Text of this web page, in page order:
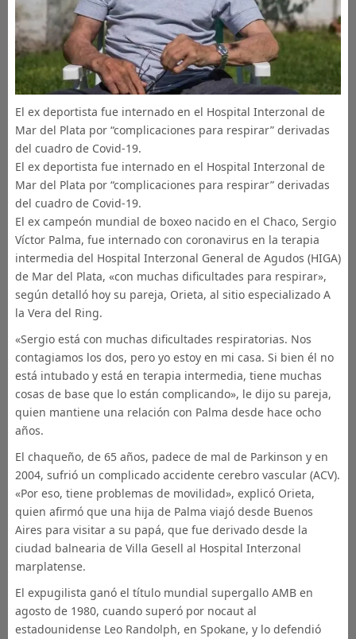
El ex deportista fue internado en el Hospital Interzonal de
Mar del Plata por “complicaciones para respirar” derivadas
del cuadro de Covid-19.
El ex deportista fue internado en el Hospital Interzonal de
Mar del Plata por “complicaciones para respirar” derivadas
del cuadro de Covid-19.
El ex campeón mundial de boxeo nacido en el Chaco, Sergio
Víctor Palma, fue internado con coronavirus en la terapia
intermedia del Hospital Interzonal General de Agudos (HIGA)
de Mar del Plata, «con muchas dificultades para respirar»,
según detalló hoy su pareja, Orieta, al sitio especializado A
la Vera del Ring.
«Sergio está con muchas dificultades respiratorias. Nos
contagiamos los dos, pero yo estoy en mi casa. Si bien él no
está intubado y está en terapia intermedia, tiene muchas
cosas de base que lo están complicando», le dijo su pareja,
quien mantiene una relación con Palma desde hace ocho
años.
El chaqueño, de 65 años, padece de mal de Parkinson y en
2004, sufrió un complicado accidente cerebro vascular (ACV).
«Por eso, tiene problemas de movilidad», explicó Orieta,
quien afirmó que una hija de Palma viajó desde Buenos
Aires para visitar a su papá, que fue derivado desde la
ciudad balnearia de Villa Gesell al Hospital Interzonal
marplatense.
El expugilista ganó el título mundial supergallo AMB en
agosto de 1980, cuando superó por nocaut al
estadounidense Leo Randolph, en Spokane, y lo defendió